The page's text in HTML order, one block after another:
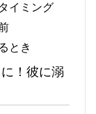
イミング
とき
！彼に溺